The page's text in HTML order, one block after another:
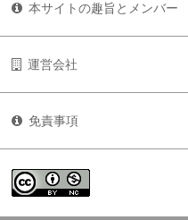
本サイトの趣旨とメンバー
運営会社
免責事項